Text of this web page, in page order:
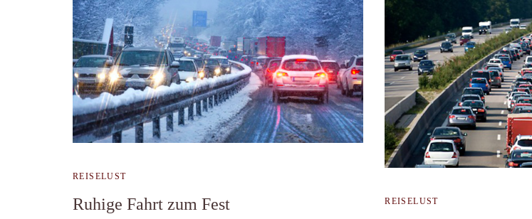
REISELUST
Ruhige Fahrt zum Fest REISELUST